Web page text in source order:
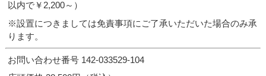
以内で￥2,200～）
※設置につきましては免責事項にご了承いただいた場合のみ承
ります。
お問い合わせ番号 142-033529-104